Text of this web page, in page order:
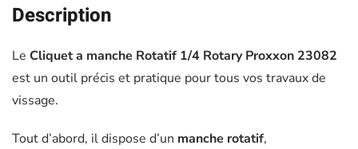
Description
Le Cliquet a manche Rotatif 1/4 Rotary Proxxon 23082
est un outil précis et pratique pour tous vos travaux de
vissage.
Tout d’abord, il dispose d’un manche rotatif,